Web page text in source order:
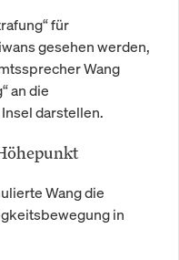
für
gesehen werden,
Wang
an die
darstellen.
Wang die
in